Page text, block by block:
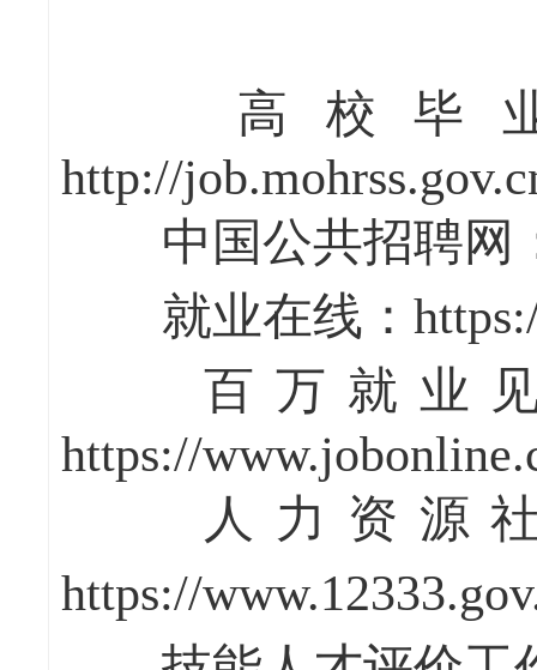
高校毕业
http://
中国公共招聘网：
就业在线：https://
百万就业见
https://
人力资源社
https://